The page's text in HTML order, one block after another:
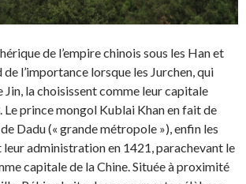
de l’empire chinois sous les Han et
de l’importance lorsque les Jurchen, qui
la choisissent comme leur capitale
Le prince mongol Kublai Khan en fait de
Dadu (« grande métropole »), enfin les
administration en 1421, parachevant le
capitale de la Chine. Située à proximité